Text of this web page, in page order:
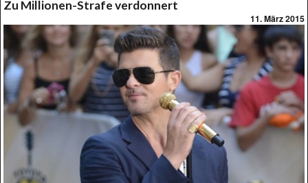
Zu Millionen-Strafe verdonnert
11. März 2015